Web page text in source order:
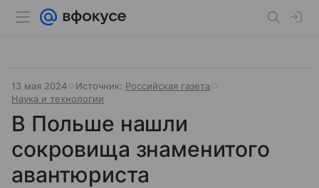
13 мая 2024 Источник: Российская газета
Наука и технологии
В Польше нашли
сокровища знаменитого
авантюриста